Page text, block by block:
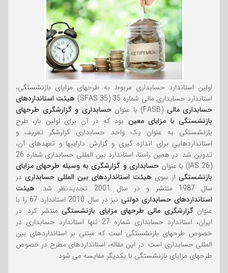
اولین استاندارد حسابداری مربوط به طرحهای مزایای بازنشستگی،
استاندارد حسابداری مالی شماره 35 (SFAS 35)
هیئت استانداردهای
حسابداری مالی (FASB) با عنوان
حسابداری و گزارشگری طرحهای
بازنشستگی با مزایای معین بود که در آن برای اولین بار، طرح
بازنشستگی به عنوان یک واحد حسابداری گزارشگر تعریف و
استانداردهایی برای اندازه گیری و گزارش داراییها و تعهدهای آن،
تدوین شد. در همین راستا، استاندارد بین المللی حسابداری شماره 26
(IAS 26) با عنوان
حسابداری و گزارشگری به وسیله طرحهای مزایای
بازنشستگی از سوی هیئت استانداردهای بین المللی حسابداری در
سال 1987 منتشر و در سال 2001 تجدیدنظر شد.
هیئت
استانداردهای حسابداری دولتی
نیز در سال 2010 استاندارد 67 را با
عنوانگزارشگری مالی طرحهای مزایای بازنشستگیمنتشر کرد. در
ایران، استاندارد حسابداری شماره 27 تنها استاندارد حسابداری در
خصوص طرحهای بازنشستگی است که مبتنی بر استانداردهای بین
المللی حسابداری است. در این مقاله، استانداردهای مطرح در خصوص
طرحهای مزایای بازنشستگی با یکدیگر مقایسه می شود.